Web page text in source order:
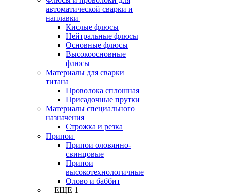
автоматической сварки и
наплавки
Кислые флюсы
Нейтральные флюсы
Основные флюсы
Высокоосновные
флюсы
Материалы для сварки
титана
Проволока сплошная
Присадочные прутки
Материалы специального
назначения
Строжка и резка
Припои
Припои оловянно-
свинцовые
Припои
высокотехнологичные
Олово и баббит
+ ЕЩЕ 1